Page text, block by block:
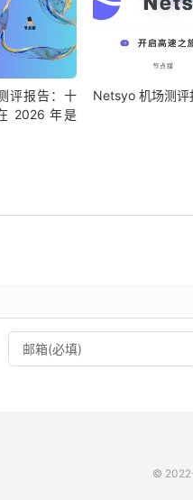
评报告：十
2026 年是
Netsyo 机场测评
©